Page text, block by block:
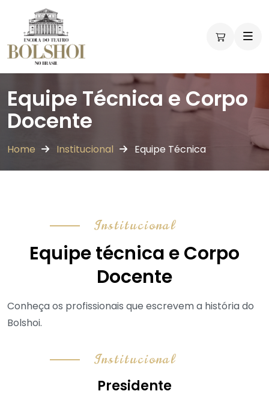
Equipe Técnica e Corpo
Docente
Home Institucional Equipe Técnica
Institucional
Equipe técnica e Corpo
Docente
Conheça os profissionais que escrevem a história do
Bolshoi.
Institucional
Presidente